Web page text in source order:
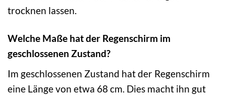
trocknen lassen.
Welche Maße hat der Regenschirm im
geschlossenen Zustand?
Im geschlossenen Zustand hat der Regenschirm
eine Länge von etwa 68 cm. Dies macht ihn gut